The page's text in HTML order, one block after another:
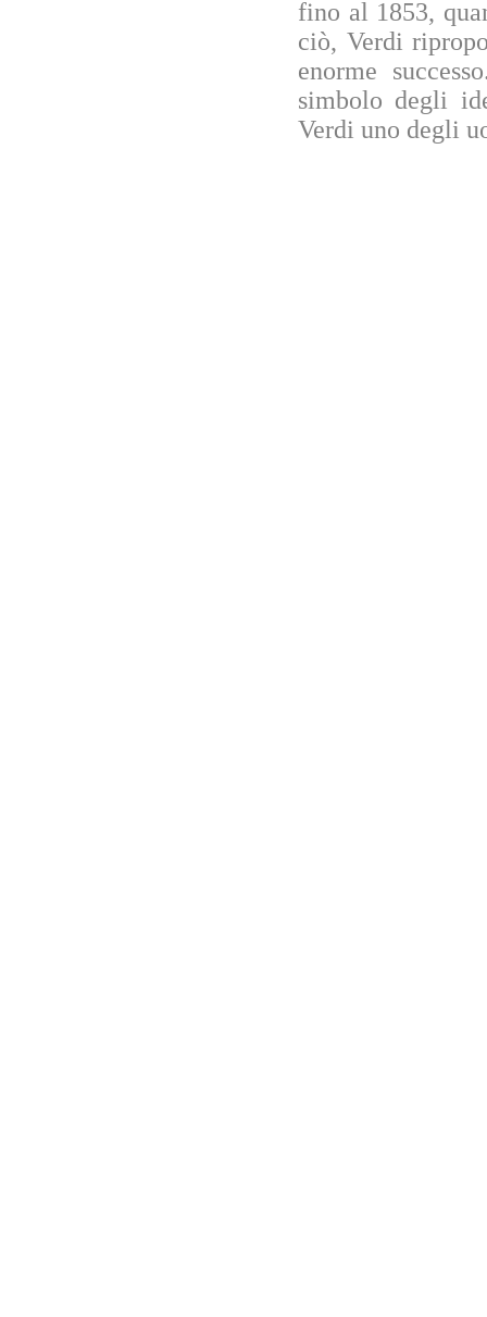
fino al 1853,
ciò, Verdi
enorme
simbolo degli
Verdi uno degli